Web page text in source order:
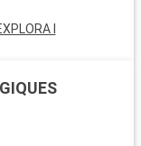
I